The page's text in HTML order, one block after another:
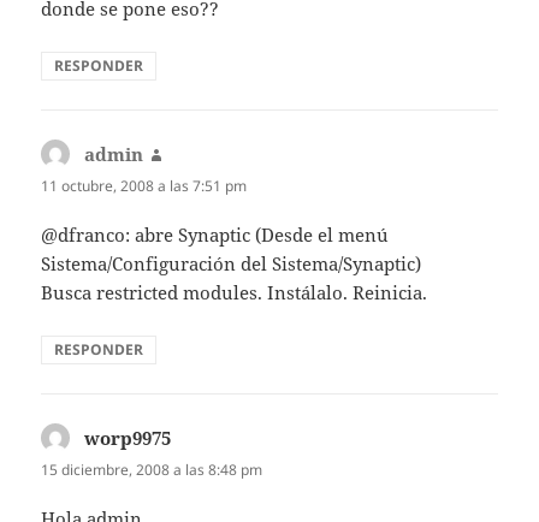
donde se pone eso??
RESPONDER
admin
11 octubre, 2008 a las 7:51 pm
@dfranco: abre Synaptic (Desde el menú
Sistema/Configuración del Sistema/Synaptic)
Busca restricted modules. Instálalo. Reinicia.
RESPONDER
worp9975
15 diciembre, 2008 a las 8:48 pm